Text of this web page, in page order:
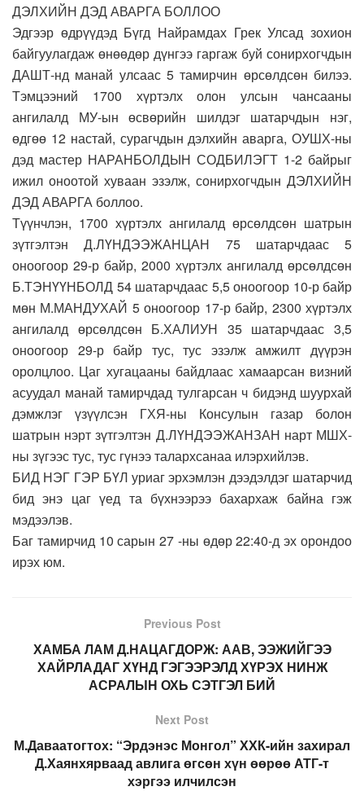
ДЭЛХИЙН ДЭД АВАРГА БОЛЛОО
Эдгээр өдрүүдэд Бүгд Найрамдах Грек Улсад зохион
байгуулагдаж өнөөдөр дүнгээ гаргаж буй сонирхогчдын
ДАШТ-нд манай улсаас 5 тамирчин өрсөлдсөн билээ.
Тэмцээний 1700 хүртэлх олон улсын чансааны
ангилалд МУ-ын өсвөрийн шилдэг шатарчдын нэг,
өдгөө 12 настай, сурагчдын дэлхийн аварга, ОУШХ-ны
дэд мастер НАРАНБОЛДЫН СОДБИЛЭГТ 1-2 байрыг
ижил оноотой хуваан эзэлж, сонирхогчдын ДЭЛХИЙН
ДЭД АВАРГА боллоо.
Түүнчлэн, 1700 хүртэлх ангилалд өрсөлдсөн шатрын
зүтгэлтэн Д.ЛҮНДЭЭЖАНЦАН 75 шатарчдаас 5
оноогоор 29-р байр, 2000 хүртэлх ангилалд өрсөлдсөн
Б.ТЭНҮҮНБОЛД 54 шатарчдаас 5,5 оноогоор 10-р байр
мөн М.МАНДУХАЙ 5 оноогоор 17-р байр, 2300 хүртэлх
ангилалд өрсөлдсөн Б.ХАЛИУН 35 шатарчдаас 3,5
оноогоор 29-р байр тус, тус эзэлж амжилт дүүрэн
оролцлоо. Цаг хугацааны байдлаас хамаарсан визний
асуудал манай тамирчдад тулгарсан ч бидэнд шуурхай
дэмжлэг үзүүлсэн ГХЯ-ны Консулын газар болон
шатрын нэрт зүтгэлтэн Д.ЛҮНДЭЭЖАНЗАН нарт МШХ-
ны зүгээс тус, тус гүнээ талархсанаа илэрхийлэв.
БИД НЭГ ГЭР БҮЛ уриаг эрхэмлэн дээдэлдэг шатарчид
бид энэ цаг үед та бүхнээрээ бахархаж байна гэж
мэдээлэв.
Баг тамирчид 10 сарын 27 -ны өдөр 22:40-д эх орондоо
ирэх юм.
Previous Post
ХАМБА ЛАМ Д.НАЦАГДОРЖ: ААВ, ЭЭЖИЙГЭЭ
ХАЙРЛАДАГ ХҮНД ГЭГЭЭРЭЛД ХҮРЭХ НИНЖ
АСРАЛЫН ОХЬ СЭТГЭЛ БИЙ
Next Post
М.Даваатогтох: “Эрдэнэс Монгол” ХХК-ийн захирал
Д.Хаянхярваад авлига өгсөн хүн өөрөө АТГ-т
хэргээ илчилсэн